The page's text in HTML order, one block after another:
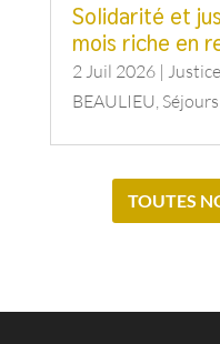
Solidarité et
mois riche en
2 Juil 2026|
BEAULIEU
TOUTES